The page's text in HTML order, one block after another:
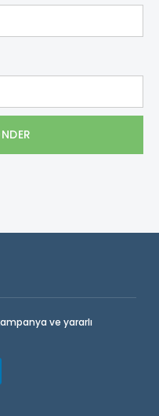
ve yararlı